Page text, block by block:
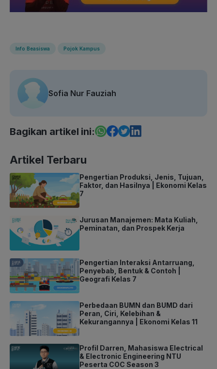
Info Beasiswa Pojok Kampus
Sofia Nur Fauziah
Bagikan artikel ini:
Artikel Terbaru
Pengertian Produksi, Jenis, Tujuan,
Faktor, dan Hasilnya | Ekonomi Kelas
7
Jurusan Manajemen: Mata Kuliah,
Peminatan, dan Prospek Kerja
Pengertian Interaksi Antarruang,
Penyebab, Bentuk & Contoh |
Geografi Kelas 7
Perbedaan BUMN dan BUMD dari
Peran, Ciri, Kelebihan &
Kekurangannya | Ekonomi Kelas 11
Profil Darren, Mahasiswa Electrical
& Electronic Engineering NTU
Peserta COC Season 3